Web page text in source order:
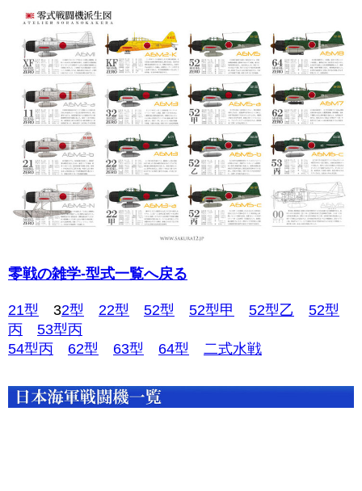
零戦の雑学-型式一覧へ戻る
21型 32型 22型 52型 52型甲 52型乙
52型
丙
53型丙
54型丙
62型 63型 64型 二式水戦